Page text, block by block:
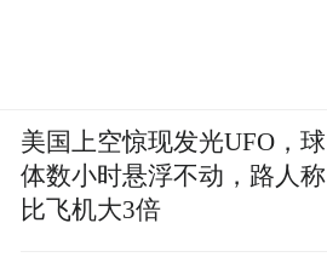
美国上空惊现发光UFO，球
体数小时悬浮不动，路人称
比飞机大3倍